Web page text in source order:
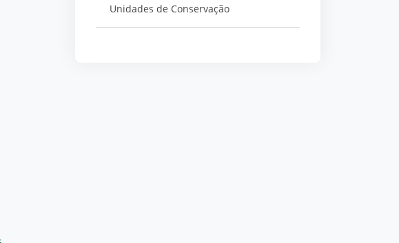
Unidades de Conservação